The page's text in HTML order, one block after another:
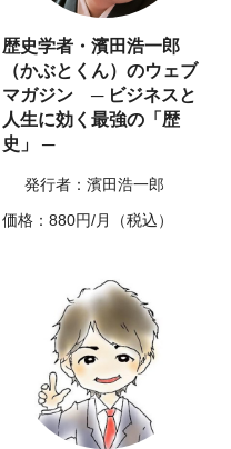
歴史学者・濱田浩一郎
（かぶとくん）のウェブ
マガジン ─ ビジネスと
人生に効く最強の「歴
史」 ─
発行者：濱田浩一郎
価格：880円/月（税込）